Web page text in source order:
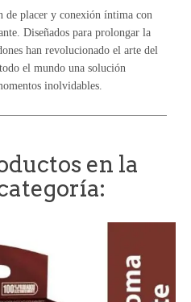
de placer y conexión íntima con
Diseñados para prolongar la
han revolucionado el arte del
el mundo una solución
inolvidables.
en la